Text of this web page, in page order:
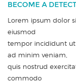
BECOME A
Lorem ipsum dolor
eiusmod
tempor incididunt
ad minim veniam,
quis nostrud
commodo